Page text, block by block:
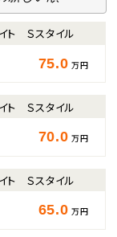
ト Ｓスタイル
75.0 万円
ト Ｓスタイル
70.0 万円
ト Ｓスタイル
65.0 万円